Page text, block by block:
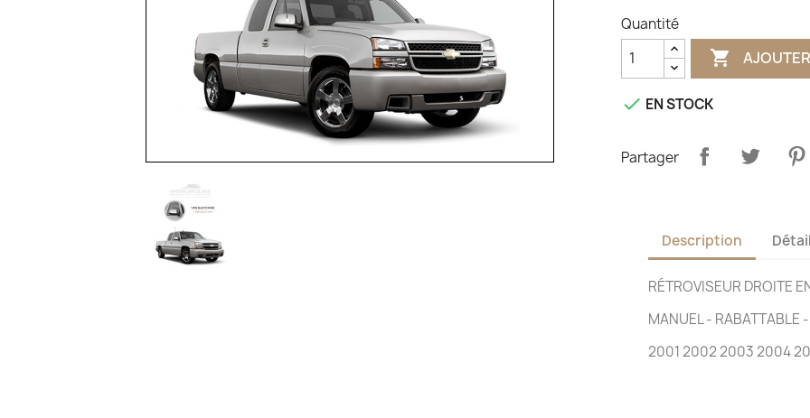
Quantité

 EN STOCK
Partager
Description
RÉTROVISEUR DROITE
MANUEL - RABATTABLE
2001 2002 2003 2004